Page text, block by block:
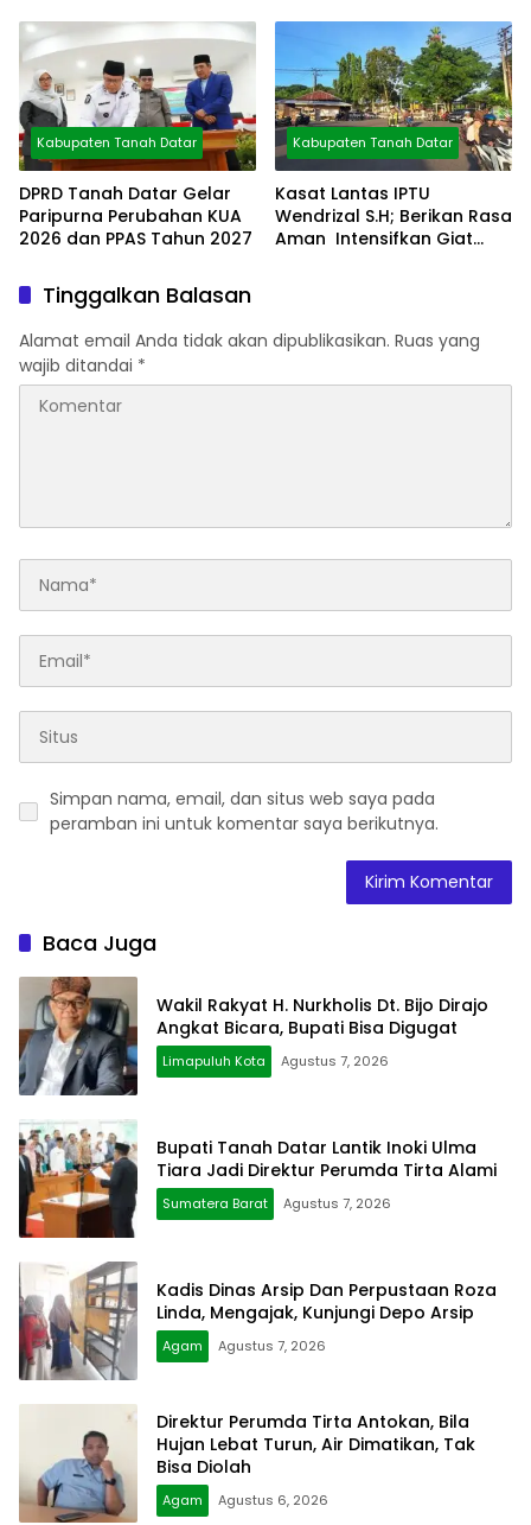
Kabupaten Tanah Datar
DPRD Tanah Datar Gelar
Paripurna Perubahan KUA
2026 dan PPAS Tahun 2027
Kabupaten Tanah Datar
Kasat Lantas IPTU
Wendrizal S.H; Berikan Rasa
Aman Intensifkan Giat
Tinggalkan Balasan
Alamat email Anda tidak akan dipublikasikan. Ruas yang
wajib ditandai *
Simpan nama, email, dan situs web saya pada
peramban ini untuk komentar saya berikutnya.
Baca Juga
Wakil Rakyat H. Nurkholis Dt. Bijo Dirajo
Angkat Bicara, Bupati Bisa Digugat
Limapuluh Kota Agustus 7, 2026
Bupati Tanah Datar Lantik Inoki Ulma
Tiara Jadi Direktur Perumda Tirta Alami
Sumatera Barat Agustus 7, 2026
Kadis Dinas Arsip Dan Perpustaan Roza
Linda, Mengajak, Kunjungi Depo Arsip
Agam Agustus 7, 2026
Direktur Perumda Tirta Antokan, Bila
Hujan Lebat Turun, Air Dimatikan, Tak
Bisa Diolah
Agam Agustus 6, 2026